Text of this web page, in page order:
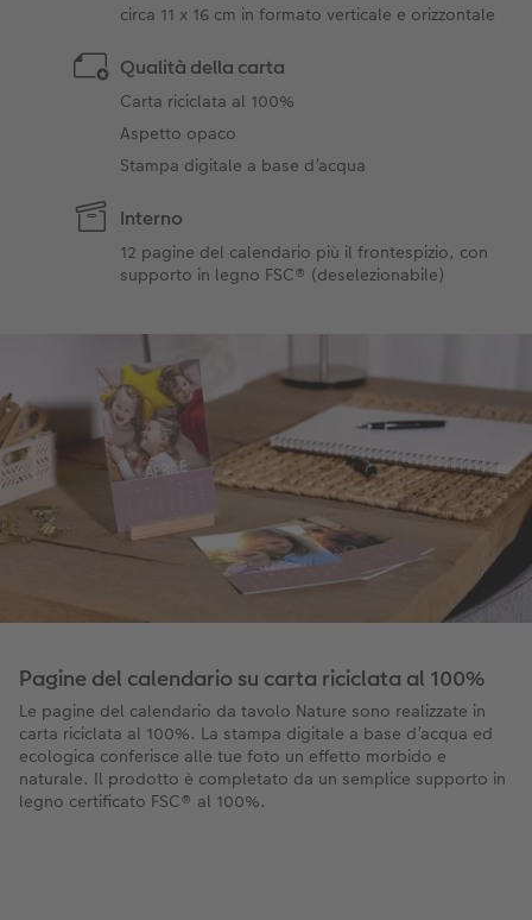
circa 11 x 16 cm in formato verticale e orizzontale
Qualità della carta
Carta riciclata al 100%
Aspetto opaco
Stampa digitale a base d’acqua
Interno
12 pagine del calendario più il frontespizio, con
supporto in legno FSC® (deselezionabile)
Pagine del calendario su carta riciclata al 100%
Le pagine del calendario da tavolo Nature sono realizzate in
carta riciclata al 100%. La stampa digitale a base d’acqua ed
ecologica conferisce alle tue foto un effetto morbido e
naturale. Il prodotto è completato da un semplice supporto in
legno certificato FSC® al 100%.